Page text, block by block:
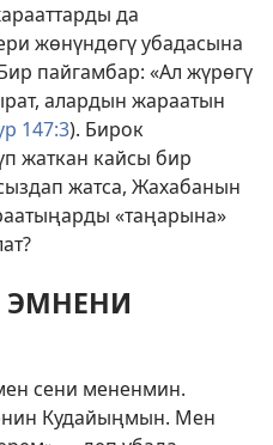
да
жөнүндөгү убадасына
пайгамбар: «Ал жүрөгү
алардын жараатын
147:3). Бирок
жаткан кайсы бир
жатса, Жахабанын
«таңарына»
ЭМНЕНИ
сени мененмин.
Кудайыңмын. Мен